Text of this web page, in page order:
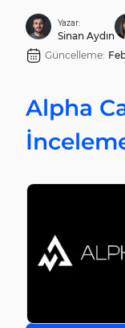
Yazar:
Sinan Aydın
Güncelleme:
Alpha